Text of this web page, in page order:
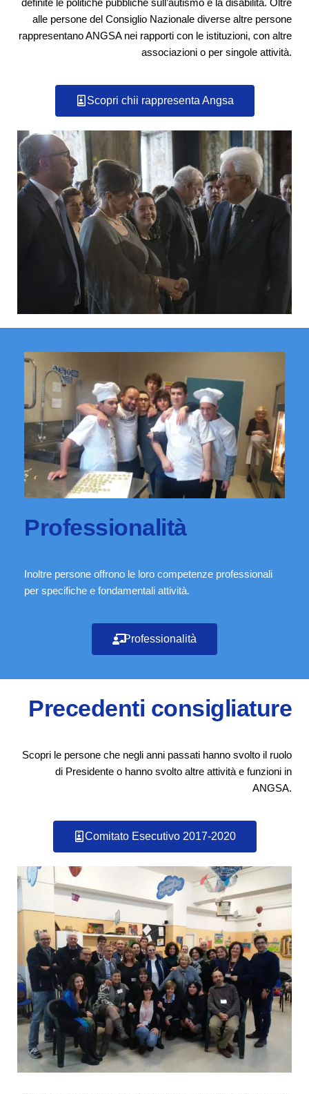
definite le politiche pubbliche sull’autismo e la disabilità. Oltre
alle persone del Consiglio Nazionale diverse altre persone
rappresentano ANGSA nei rapporti con le istituzioni, con altre
associazioni o per singole attività.
Scopri chii rappresenta Angsa
Professionalità
Inoltre persone offrono le loro competenze professionali
per specifiche e fondamentali attività.
Professionalità
Precedenti consigliature
Scopri le persone che negli anni passati hanno svolto il ruolo
di Presidente o hanno svolto altre attività e funzioni in
ANGSA.
Comitato Esecutivo 2017-2020